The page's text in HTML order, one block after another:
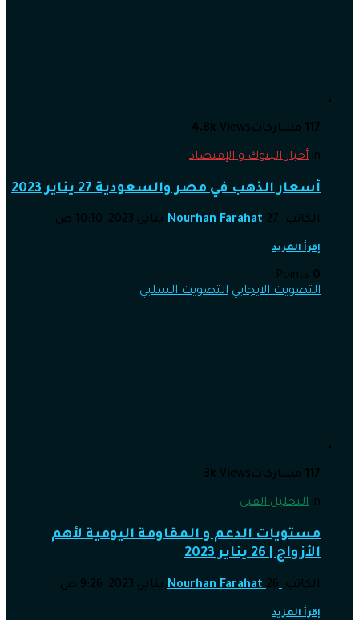
117 مشاركات 4.8k Views
in أخبار البنوك و الإقتصاد
أسعار الذهب في مصر والسعودية 27 يناير 2023
الكاتب Nourhan Farahat 27 يناير، 2023, 10:10 ص
إقرأ المزيد
0
التصويت الايجابي التصويت السلبي
117 مشاركات 3k Views
in التحليل الفني
مستويات الدعم و المقاومة اليومية لأهم
الأزواج | 26 يناير 2023
الكاتب Nourhan Farahat 26 يناير، 2023, 9:26 ص
إقرأ المزيد